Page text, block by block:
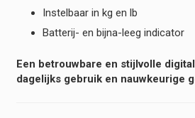
Instelbaar in kg en lb
Batterij- en bijna-leeg indicator
Een betrouwbare en stijlvolle
dagelijks gebruik en nauwkeurige